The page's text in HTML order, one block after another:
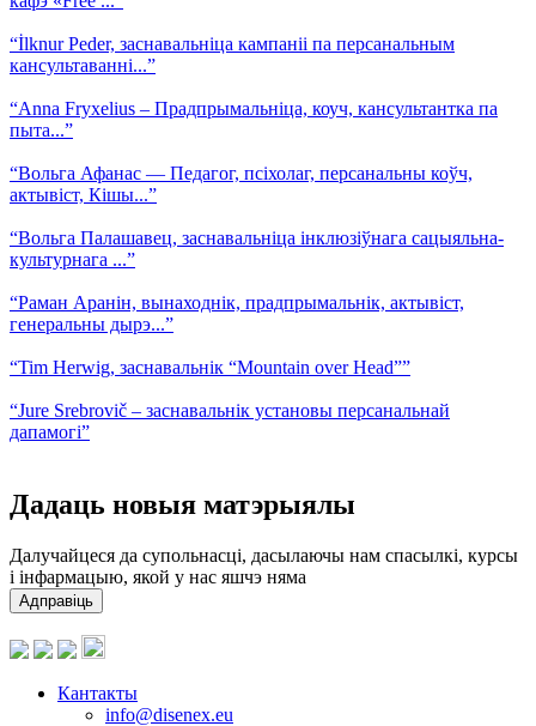
“İlknur Peder, заснавальніца кампаніі па персанальным
кансультаванні...”
“Anna Fryxelius – Прадпрымальніца, коуч, кансультантка па
пыта...”
“Вольга Афанас — Педагог, псіхолаг, персанальны коўч,
актывіст, Кішы...”
“Вольга Палашавец, заснавальніца інклюзіўнага сацыяльна-
культурнага ...”
“Раман Аранін, вынаходнік, прадпрымальнік, актывіст,
генеральны дырэ...”
“Tim Herwig, заснавальнік “Mountain over Head””
“Jure Srebrovič – заснавальнік установы персанальнай
дапамогі”
Дадаць новыя матэрыялы
Далучайцеся да супольнасці, дасылаючы нам спасылкі, курсы
і інфармацыю, якой у нас яшчэ няма
Адправіць
Кантакты
info@disenex.eu